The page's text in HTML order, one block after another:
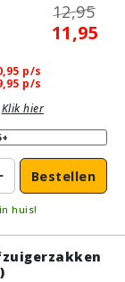
12,95
11,95
p/s
p/s
Klik hier
Bestellen
huis!